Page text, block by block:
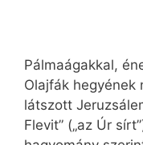
Pálmaágakkal,
Olajfák hegyének
látszott
Flevit” („az Úr